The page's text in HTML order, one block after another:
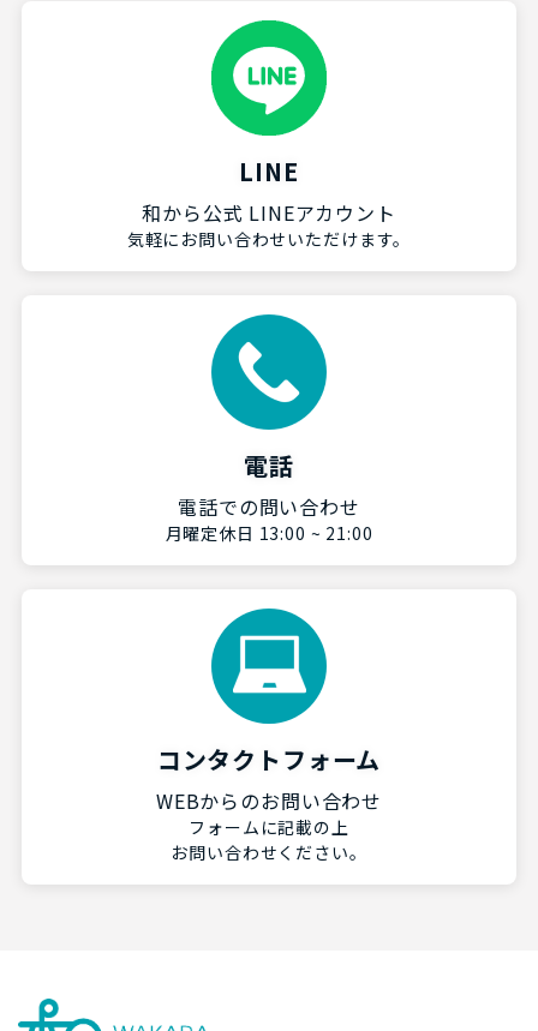
LINE
和から公式 LINEアカウント
気軽にお問い合わせいただけます。
電話
電話での問い合わせ
月曜定休日 13:00 ~ 21:00
コンタクトフォーム
WEBからのお問い合わせ
フォームに記載の上
お問い合わせください。